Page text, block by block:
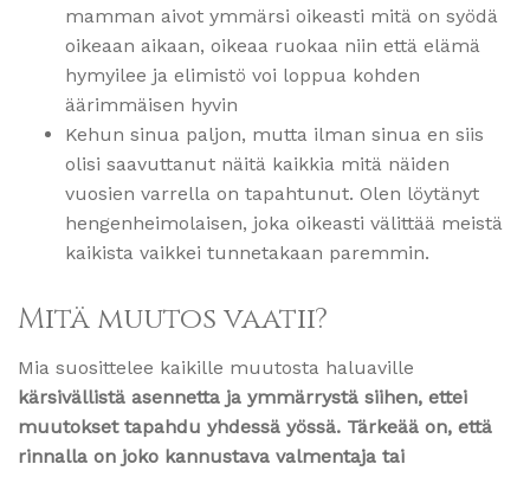
mamman aivot ymmärsi oikeasti mitä on syödä
oikeaan aikaan, oikeaa ruokaa niin että elämä
hymyilee ja elimistö voi loppua kohden
äärimmäisen hyvin
Kehun sinua paljon, mutta ilman sinua en siis
olisi saavuttanut näitä kaikkia mitä näiden
vuosien varrella on tapahtunut. Olen löytänyt
hengenheimolaisen, joka oikeasti välittää meistä
kaikista vaikkei tunnetakaan paremmin.
Mitä muutos vaatii?
Mia suosittelee kaikille muutosta haluaville
kärsivällistä asennetta ja ymmärrystä siihen, ettei
muutokset tapahdu yhdessä yössä. Tärkeää on, että
rinnalla on joko kannustava valmentaja tai